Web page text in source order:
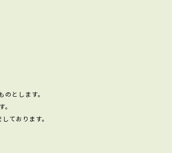
とします。
ております。